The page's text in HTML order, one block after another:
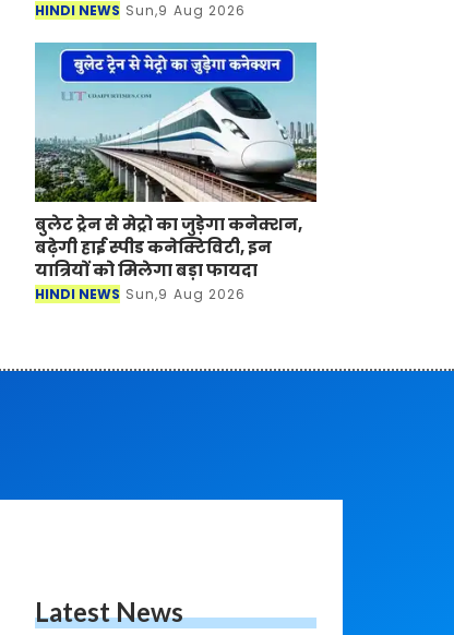
HINDI NEWS Sun,9 Aug 2026
बुलेट ट्रेन से मेट्रो का जुड़ेगा कनेक्शन,
बढ़ेगी हाई स्पीड कनेक्टिविटी, इन
यात्रियों को मिलेगा बड़ा फायदा
HINDI NEWS Sun,9 Aug 2026
Latest News